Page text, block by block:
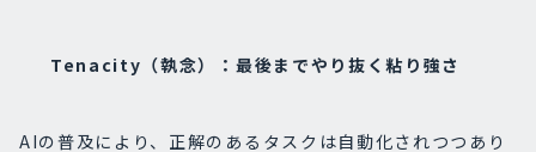
Tenacity（執念）：最後までやり抜く粘り強さ
AIの普及により、正解のあるタスクは自動化されつつあり